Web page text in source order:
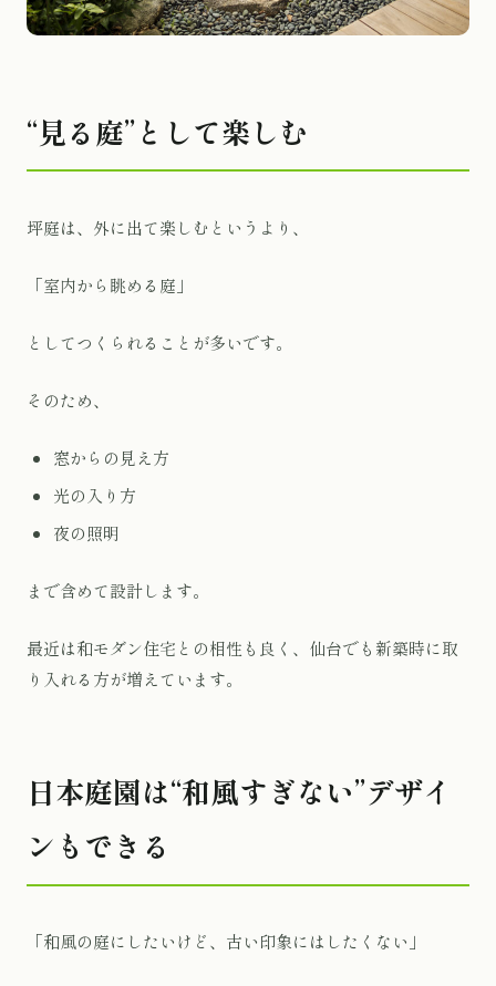
“見る庭”として楽しむ
坪庭は、外に出て楽しむというより、
「室内から眺める庭」
としてつくられることが多いです。
そのため、
窓からの見え方
光の入り方
夜の照明
まで含めて設計します。
最近は和モダン住宅との相性も良く、仙台でも新築時に取
り入れる方が増えています。
日本庭園は“和風すぎない”デザイ
ンもできる
「和風の庭にしたいけど、古い印象にはしたくない」